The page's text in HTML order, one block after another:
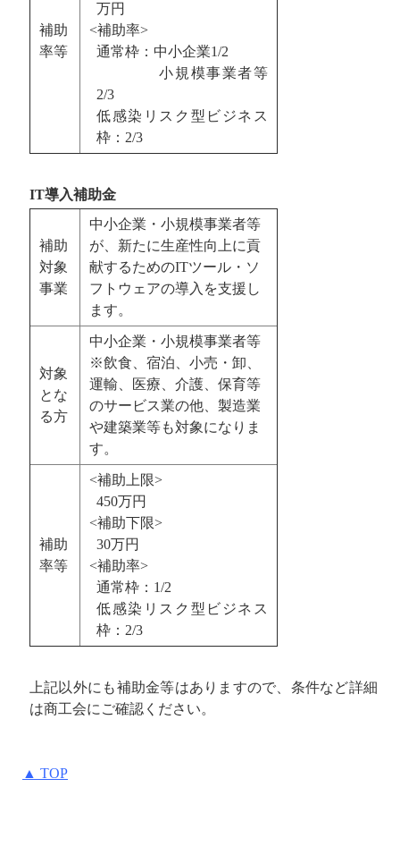
補助
率等
万円
<補助率>
通常枠：中小企業1/2
小規模事業者等
2/3
低感染リスク型ビジネス
枠：2/3
IT導入補助金
補助
対象
事業
中小企業・小規模事業者等
が、新たに生産性向上に貢
献するためのITツール・ソ
フトウェアの導入を支援し
ます。
対象
とな
る方
中小企業・小規模事業者等
※飲食、宿泊、小売・卸、
運輸、医療、介護、保育等
のサービス業の他、製造業
や建築業等も対象になりま
す。
補助
率等
<補助上限>
450万円
<補助下限>
30万円
<補助率>
通常枠：1/2
低感染リスク型ビジネス
枠：2/3
上記以外にも補助金等はありますので、条件など詳細
は商工会にご確認ください。
▲ TOP